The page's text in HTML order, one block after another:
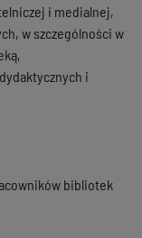
i medialnej,
w szczególności w
i
bibliotek